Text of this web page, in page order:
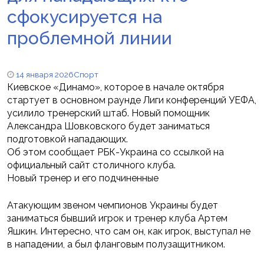
сфокусируется на
проблемной линии
14 января 2026Спорт
Киевское «Динамо», которое в начале октября
стартует в основном раунде Лиги конференций УЕФА,
усилило тренерский штаб. Новый помощник
Александра Шовковского будет заниматься
подготовкой нападающих.
Об этом сообщает РБК-Украина со ссылкой на
официальный сайт столичного клуба.
Новый тренер и его подчиненные
Атакующим звеном чемпионов Украины будет
заниматься бывший игрок и тренер клуба Артем
Яшкин. Интересно, что сам он, как игрок, выступал не
в нападении, а был фланговым полузащитником.